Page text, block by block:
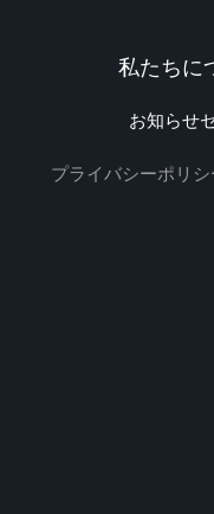
私たちに
お知らせ
プライバシーポリシ